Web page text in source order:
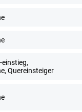
Quereinsteiger